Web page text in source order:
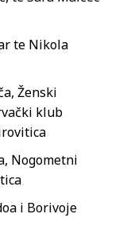
te Nikola
Ženski
klub
Nogometni
i Borivoje